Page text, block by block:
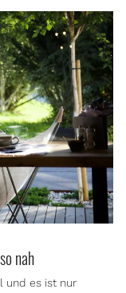
nah
und es ist nur